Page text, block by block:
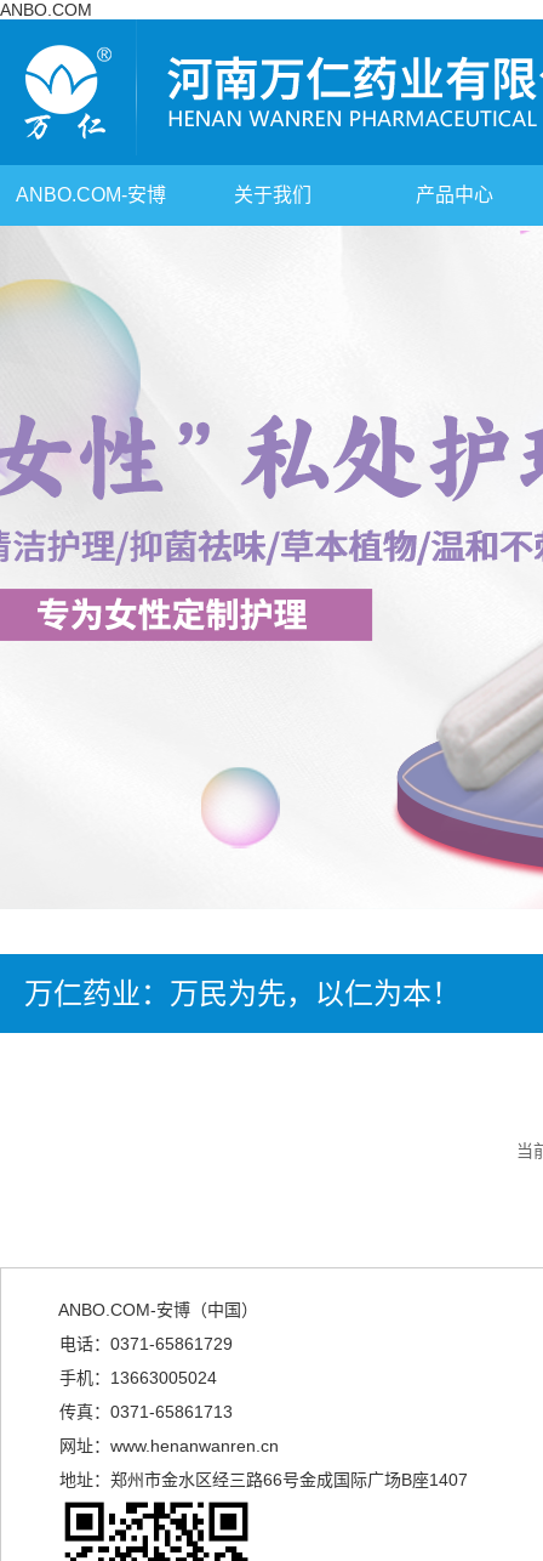
ANBO.COM
ANBO.COM-安博 关于我们 产品中心
万仁药业：万民为先，以仁为本！
当
ANBO.COM-安博（中国）
电话：0371-65861729
手机：13663005024
传真：0371-65861713
网址：www.henanwanren.cn
地址：郑州市金水区经三路66号金成国际广场B座1407